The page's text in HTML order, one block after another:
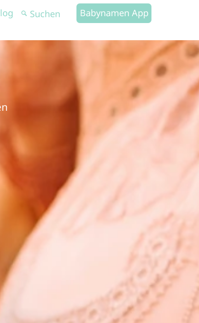
Babynamen App